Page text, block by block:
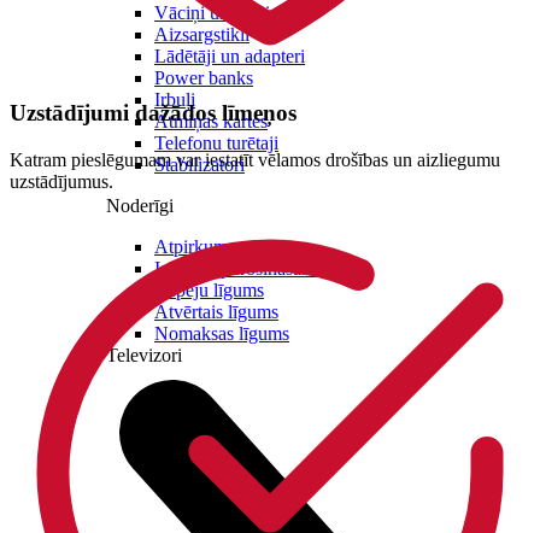
Vāciņi un maciņi
Aizsargstikli
Lādētāji un adapteri
Power banks
Irbuļi
Atmiņas kartes
Telefonu turētaji
Stabilizatori
Noderīgi
Atpirkums
Iekārtu apdrošināšana
Iespēju līgums
Atvērtais līgums
Nomaksas līgums
Televizori
Uzstādījumi dažādos līmeņos
Katram pieslēgumam var iestatīt vēlamos drošības un aizliegumu
uzstādījumus.